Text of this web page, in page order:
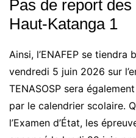
Pas de report
Haut-Katanga 1
Ainsi, l’ENAFEP se
vendredi 5 juin 2026 sur
TENASOSP sera
par le calendrier scolaire.
l’Examen d’État, les